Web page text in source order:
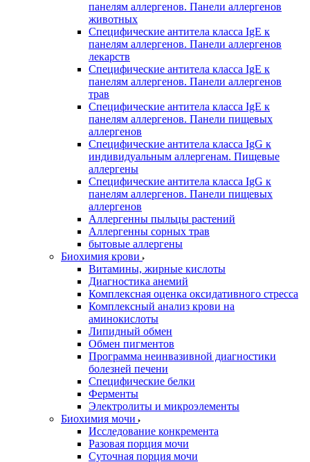
панелям аллергенов. Панели аллергенов
животных
Специфические антитела класса IgE к
панелям аллергенов. Панели аллергенов
лекарств
Специфические антитела класса IgE к
панелям аллергенов. Панели аллергенов
трав
Специфические антитела класса IgE к
панелям аллергенов. Панели пищевых
аллергенов
Специфические антитела класса IgG к
индивидуальным аллергенам. Пищевые
аллергены
Специфические антитела класса IgG к
панелям аллергенов. Панели пищевых
аллергенов
Аллергенны пыльцы растений
Аллергенны сорных трав
бытовые аллергены
Биохимия крови
Витамины, жирные кислоты
Диагностика анемий
Комплексная оценка оксидативного стресса
Комплексный анализ крови на
аминокислоты
Липидный обмен
Обмен пигментов
Программа неинвазивной диагностики
болезней печени
Специфические белки
Ферменты
Электролиты и микроэлементы
Биохимия мочи
Исследование конкремента
Разовая порция мочи
Суточная порция мочи